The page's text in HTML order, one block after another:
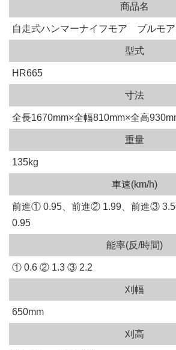
商品名
自走式ハンマーナイフモア ブルモ
型式
HR665
寸法
全長1670mm×全幅810mm×全高
重量
135kg
車速(km/h)
前進① 0.95、前進② 1.99、前進③
0.95
能率(反/時間)
① 0.6 ② 1.3 ③ 2.2
刈幅
650mm
刈高